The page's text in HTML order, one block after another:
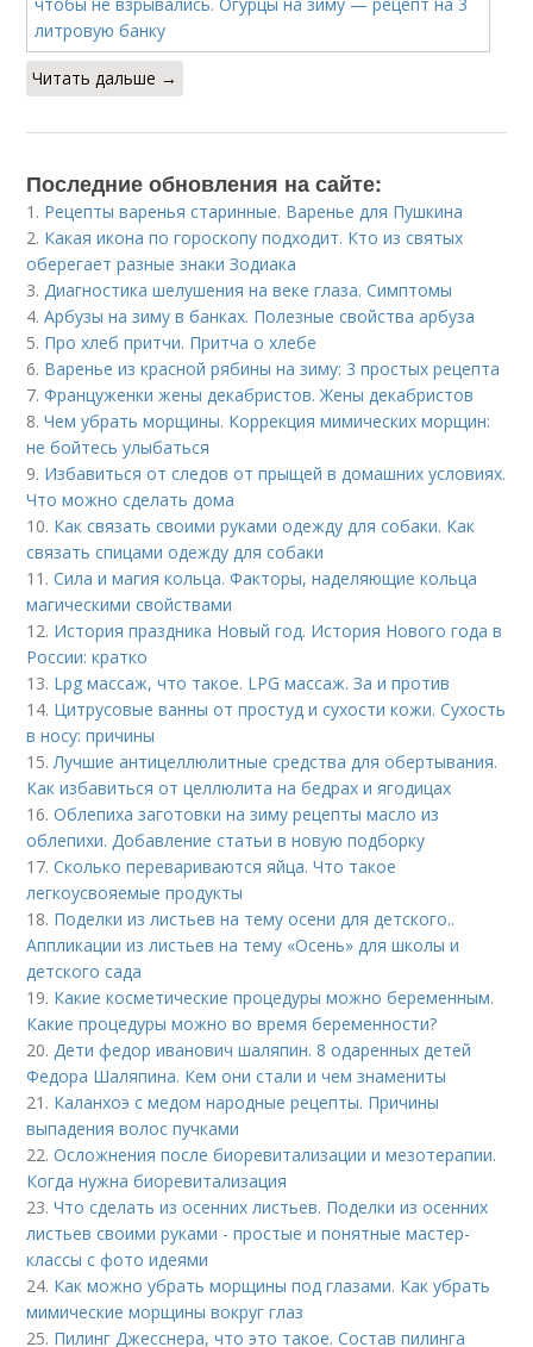
Читать дальше →
Последние обновления на сайте:
1. Рецепты варенья старинные. Варенье для Пушкина
2. Какая икона по гороскопу подходит. Кто из святых
оберегает разные знаки Зодиака
3.Диагностика шелушения на веке глаза. Симптомы
4.Арбузы на зиму в банках. Полезные свойства арбуза
5. Про хлеб притчи. Притча о хлебе
6. Варенье из красной рябины на зиму: 3 простых рецепта
7.Француженки жены декабристов. Жены декабристов
8.Чем убрать морщины. Коррекция мимических морщин:
не бойтесь улыбаться
9. Избавиться от следов от прыщей в домашних условиях.
Что можно сделать дома
10. Как связать своими руками одежду для собаки. Как
связать спицами одежду для собаки
11.Сила и магия кольца. Факторы, наделяющие кольца
магическими свойствами
12. История праздника Новый год. История Нового года в
России: кратко
13. Lpg массаж, что такое. LPG массаж. За и против
14. Цитрусовые ванны от простуд и сухости кожи. Сухость
в носу: причины
15.Лучшие антицеллюлитные средства для обертывания.
Как избавиться от целлюлита на бедрах и ягодицах
16.Облепиха заготовки на зиму рецепты масло из
облепихи. Добавление статьи в новую подборку
17.Сколько перевариваются яйца. Что такое
легкоусвояемые продукты
18. Поделки из листьев на тему осени для детского..
Аппликации из листьев на тему «Осень» для школы и
детского сада
19. Какие косметические процедуры можно беременным.
Какие процедуры можно во время беременности?
20.Дети федор иванович шаляпин. 8 одаренных детей
Федора Шаляпина. Кем они стали и чем знамениты
21. Каланхоэ с медом народные рецепты. Причины
выпадения волос пучками
22.Осложнения после биоревитализации и мезотерапии.
Когда нужна биоревитализация
23.Что сделать из осенних листьев. Поделки из осенних
листьев своими руками - простые и понятные мастер-
классы с фото идеями
24. Как можно убрать морщины под глазами. Как убрать
мимические морщины вокруг глаз
25. Пилинг Джесснера, что это такое. Состав пилинга